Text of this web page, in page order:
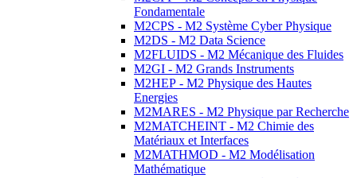
Fondamentale
M2CPS - M2 Système Cyber Physique
M2DS - M2 Data Science
M2FLUIDS - M2 Mécanique des Fluides
M2GI - M2 Grands Instruments
M2HEP - M2 Physique des Hautes
Energies
M2MARES - M2 Physique par Recherche
M2MATCHEINT - M2 Chimie des
Matériaux et Interfaces
M2MATHMOD - M2 Modélisation
Mathématique